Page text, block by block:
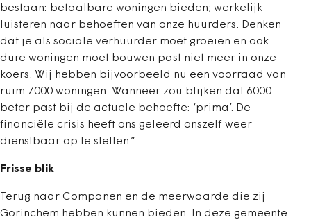
bestaan: betaalbare woningen bieden; werkelijk
luisteren naar behoeften van onze huurders. Denken
dat je als sociale verhuurder moet groeien en ook
dure woningen moet bouwen past niet meer in onze
koers. Wij hebben bijvoorbeeld nu een voorraad van
ruim 7000 woningen. Wanneer zou blijken dat 6000
beter past bij de actuele behoefte: ‘prima’. De
financiële crisis heeft ons geleerd onszelf weer
dienstbaar op te stellen.”
Frisse blik
Terug naar Companen en de meerwaarde die zij
Gorinchem hebben kunnen bieden. In deze gemeente